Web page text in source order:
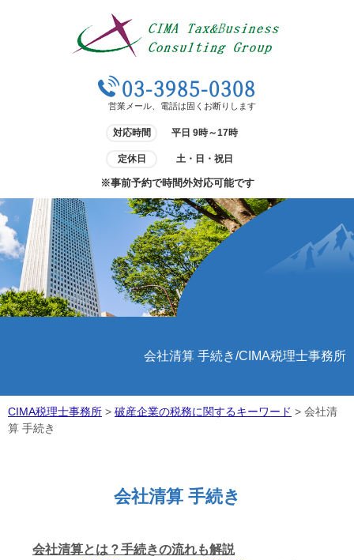
03-3985-0308
営業メール、電話は固くお断りします
対応時間 平日 9時～17時
定休日 土・日・祝日
※事前予約で時間外対応可能です
会社清算 手続き/CIMA税理士事務所
CIMA税理士事務所 > 破産企業の税務に関するキーワード > 会社清
算 手続き
会社清算 手続き
会社清算とは？手続きの流れも解説